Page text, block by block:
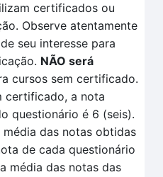
certificados ou
Observe atentamente
seu interesse para
. NÃO será
cursos sem certificado.
certificado, a nota
questionário é 6 (seis).
das notas obtidas
de cada questionário
média das notas das